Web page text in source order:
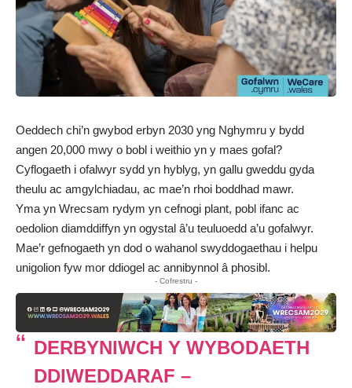
Oeddech chi’n gwybod erbyn 2030 yng Nghymru y bydd
angen 20,000 mwy o bobl i weithio yn y maes gofal?
Cyflogaeth i ofalwyr sydd yn hyblyg, yn gallu gweddu gyda
theulu ac amgylchiadau, ac mae’n rhoi boddhad mawr.
Yma yn Wrecsam rydym yn cefnogi plant, pobl ifanc ac
oedolion diamddiffyn yn ogystal â’u teuluoedd a’u gofalwyr.
Mae’r gefnogaeth yn dod o wahanol swyddogaethau i helpu
unigolion fyw mor ddiogel ac annibynnol â phosibl.
- Cofrestru -
DERBYNIWCH Y WYBODAETH
DDIWEDDARAF –